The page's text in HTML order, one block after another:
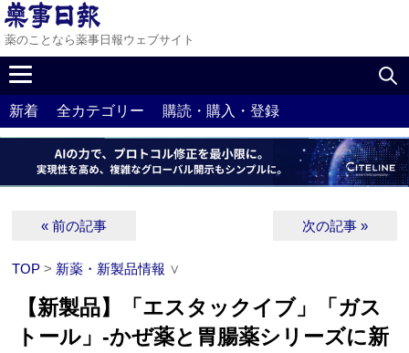
薬のことなら薬事日報ウェブサイト
新着 全カテゴリー 購読・購入・登録
« 前の記事 次の記事 »
TOP > 新薬・新製品情報 ∨
【新製品】「エスタックイブ」「ガス
トール」‐かぜ薬と胃腸薬シリーズに新